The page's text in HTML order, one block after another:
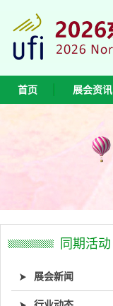
首页 展会资讯
同期活动
展会新闻